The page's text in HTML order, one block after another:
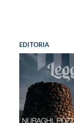
EDITORIA